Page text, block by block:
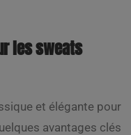
les sweats
et élégante pour
avantages clés